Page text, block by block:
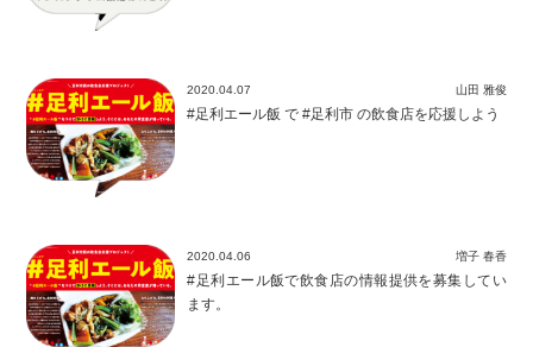
2020.04.07
#足利エール飯 で #足利市 の飲食店を応援しよう
山田 雅俊
2020.04.06
#足利エール飯で飲食店の情報提供を募集してい
ます。
増子 春香